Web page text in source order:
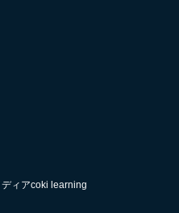
ィアcoki learning